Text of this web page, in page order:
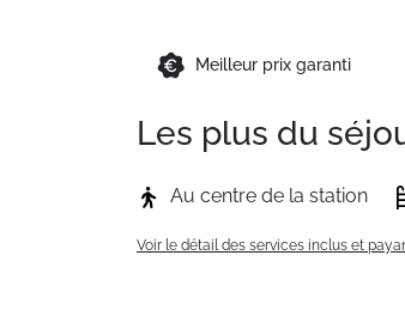
Meilleur prix garanti
Les plus du
Au centre de la station
Voir le détail des services inclus et